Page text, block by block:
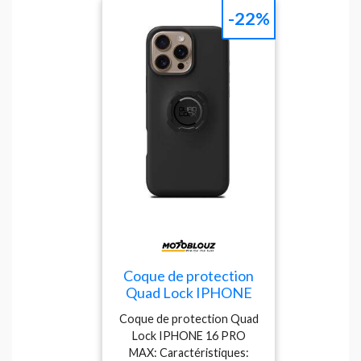
smartphone et ses boutons
Coque de protection
Quad Lock IPHONE
Coque de protection Quad
Lock IPHONE 16 PRO
MAX: Caractéristiques:
-22%